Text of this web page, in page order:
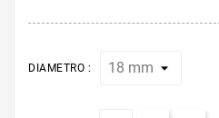
DIAMETRO :